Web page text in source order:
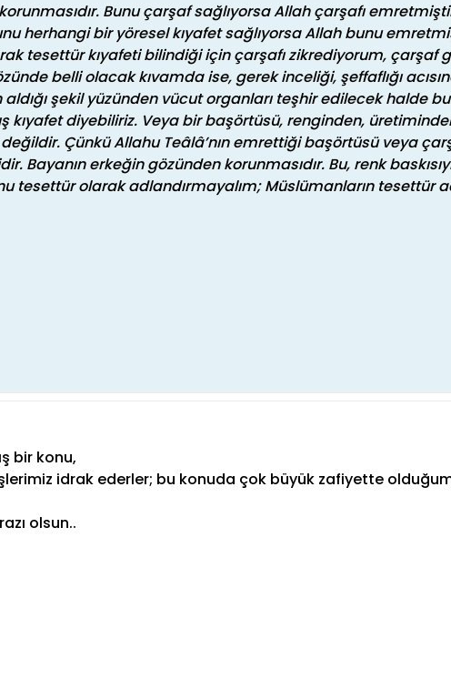
Bunu çarşaf sağlıyorsa Allah çarşafı
herhangi bir yöresel kıyafet sağlıyorsa Allah bunu
tesettür kıyafeti bilindiği için çarşafı zikrediyorum, çarşaf
belli olacak kıvamda ise, gerek inceliği, şeffaflığı
aldığı şekil yüzünden vücut organları teşhir edilecek halde
kıyafet diyebiliriz. Veya bir başörtüsü, renginden,
Çünkü Allahu Teâlâ’nın emrettiği başörtüsü veya
Bayanın erkeğin gözünden korunmasıdır. Bu, renk
tesettür olarak adlandırmayalım; Müslümanların tesettür
bir konu,
idrak ederler; bu konuda çok büyük zafiyette
olsun..